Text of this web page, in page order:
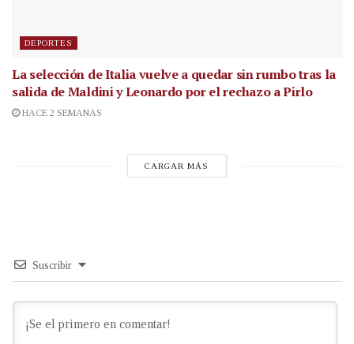
DEPORTES
La selección de Italia vuelve a quedar sin rumbo tras la
salida de Maldini y Leonardo por el rechazo a Pirlo
HACE 2 SEMANAS
CARGAR MÁS
Suscribir